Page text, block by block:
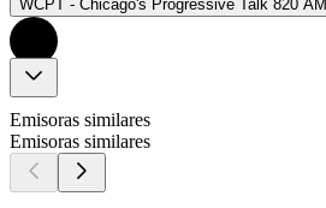
WCPT - Chicago's Progressive Talk 820 AM
Emisoras similares
Emisoras similares